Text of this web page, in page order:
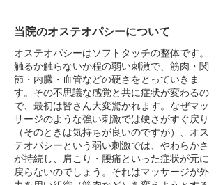
当院のオステオパシーについて
オステオパシーはソフトタッチの整体です。
触るか触らないか程の弱い刺激で、筋肉・関
節・内臓・血管などの硬さをとっていきま
す。その不思議な感覚と共に症状が変わるの
で、最初は皆さん大変驚かれます。なぜマッ
サージのような強い刺激では硬さがすぐ戻り
（そのときは気持ちが良いのですが）、オス
テオパシーという弱い刺激では、やわらかさ
が持続し、肩こり・腰痛といった症状が元に
戻らないのでしょう。それはマッサージが外